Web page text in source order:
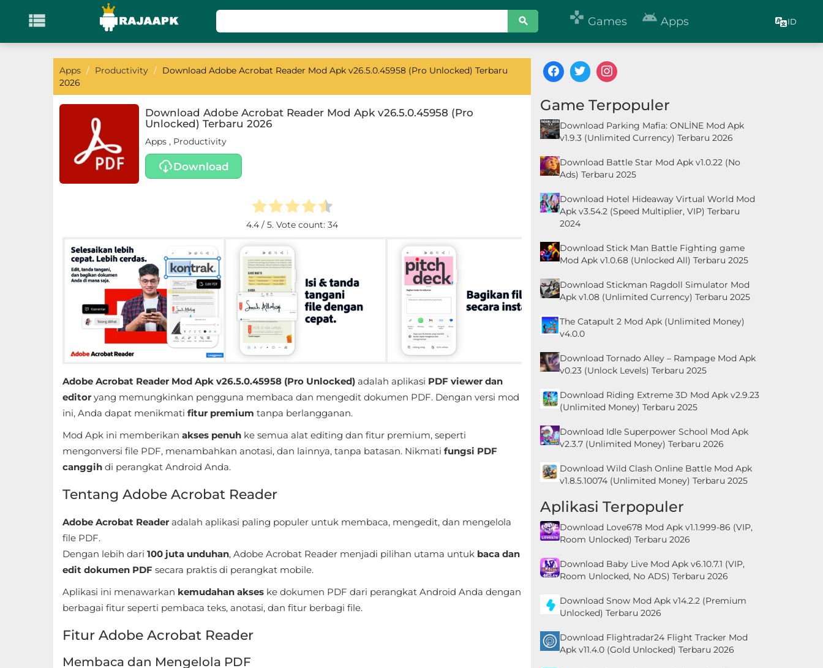
  Games  Apps ID
KATEGORI
Games
Hypercasual
Simulation
Apps / Productivity / Download Adobe Acrobat Reader Mod Apk v26.5.0.45958 (Pro Unlocked) Terbaru
2026
Download Adobe Acrobat Reader Mod Apk v26.5.0.45958 (Pro
Unlocked) Terbaru 2026
Apps , Productivity
Download
4.4 / 5. Vote count: 34
Adobe Acrobat Reader Mod Apk v26.5.0.45958 (Pro Unlocked) adalah aplikasi PDF viewer dan
editor yang memungkinkan pengguna membaca dan mengedit dokumen PDF. Dengan versi mod
ini, Anda dapat menikmati fitur premium tanpa berlangganan.
Mod Apk ini memberikan akses penuh ke semua alat editing dan fitur premium, seperti
mengonversi file PDF, menambahkan anotasi, dan lainnya, tanpa batasan. Nikmati fungsi PDF
canggih di perangkat Android Anda.
Tentang Adobe Acrobat Reader
Adobe Acrobat Reader adalah aplikasi paling populer untuk membaca, mengedit, dan mengelola
file PDF.
Dengan lebih dari 100 juta unduhan, Adobe Acrobat Reader menjadi pilihan utama untuk baca dan
edit dokumen PDF secara praktis di perangkat mobile.
Aplikasi ini menawarkan kemudahan akses ke dokumen PDF dari perangkat Android Anda dengan
berbagai fitur seperti pembaca teks, anotasi, dan fitur berbagi file.
Fitur Adobe Acrobat Reader
Membaca dan Mengelola PDF
Game Terpopuler
Download Parking Mafia: ONLİNE Mod Apk
v1.9.3 (Unlimited Currency) Terbaru 2026
Download Battle Star Mod Apk v1.0.22 (No
Ads) Terbaru 2025
Download Hotel Hideaway Virtual World Mod
Apk v3.54.2 (Speed Multiplier, VIP) Terbaru
2024
Download Stick Man Battle Fighting game
Mod Apk v1.0.68 (Unlocked All) Terbaru 2025
Download Stickman Ragdoll Simulator Mod
Apk v1.08 (Unlimited Currency) Terbaru 2025
The Catapult 2 Mod Apk (Unlimited Money)
v4.0.0
Download Tornado Alley – Rampage Mod Apk
v0.23 (Unlock Levels) Terbaru 2025
Download Riding Extreme 3D Mod Apk v2.9.23
(Unlimited Money) Terbaru 2025
Download Idle Superpower School Mod Apk
v2.3.7 (Unlimited Money) Terbaru 2026
Download Wild Clash Online Battle Mod Apk
v1.8.5.10074 (Unlimited Money) Terbaru 2025
Aplikasi Terpopuler
Download Love678 Mod Apk v1.1.999-86 (VIP,
Room Unlocked) Terbaru 2026
Download Baby Live Mod Apk v6.10.7.1 (VIP,
Room Unlocked, No ADS) Terbaru 2026
Download Snow Mod Apk v14.2.2 (Premium
Unlocked) Terbaru 2026
Download Flightradar24 Flight Tracker Mod
Apk v11.4.0 (Gold Unlocked) Terbaru 2026